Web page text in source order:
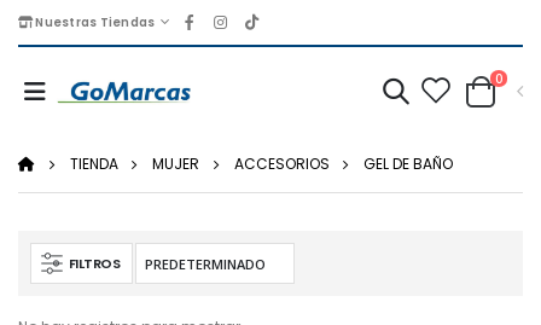
Nuestras Tiendas
0
TIENDA MUJER ACCESORIOS GEL DE BAÑO
FILTROS